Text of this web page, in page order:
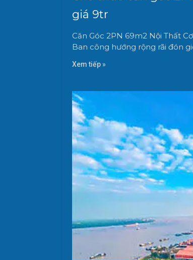
giá 9tr
Căn Góc 2PN 69m2 Nội Thất
Ban công hướng rộng rãi đón
Xem tiếp »